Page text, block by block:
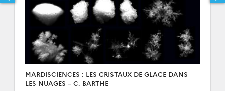
MARDISCIENCES : LES CRISTAUX DE GLACE DANS
LES NUAGES – C. BARTHE